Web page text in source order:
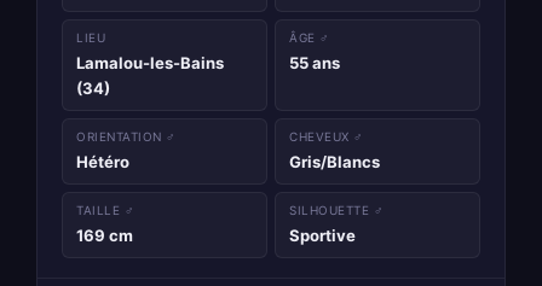
LIEU
Lamalou-les-Bains
(34)
ÂGE ♂
55 ans
ORIENTATION ♂
Hétéro
CHEVEUX ♂
Gris/Blancs
TAILLE ♂
169 cm
SILHOUETTE ♂
Sportive